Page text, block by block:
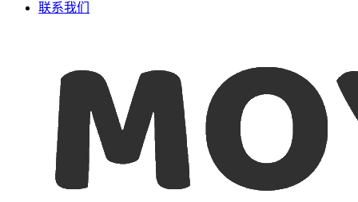
联系我们